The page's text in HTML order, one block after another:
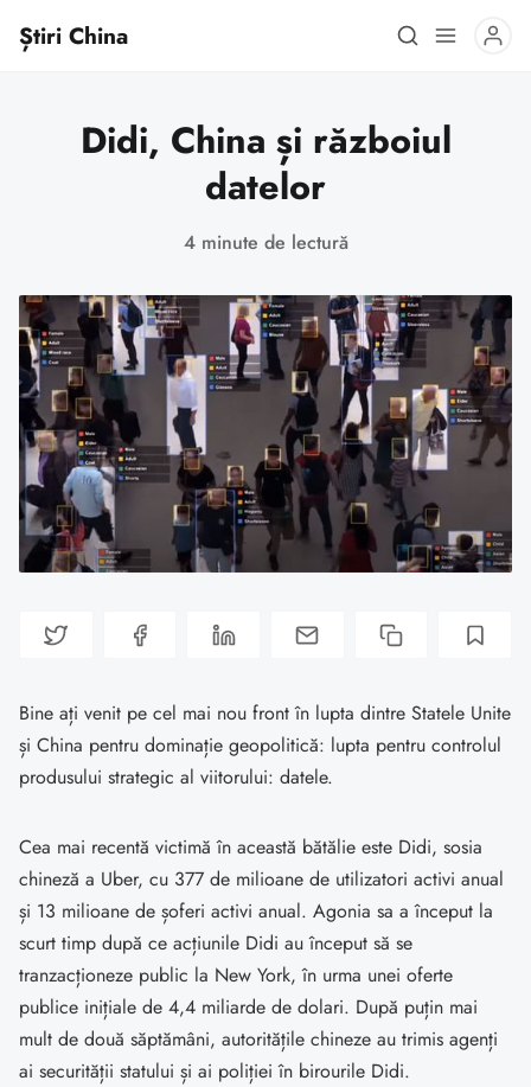
Știri China
Didi, China și războiul
datelor
4 minute de lectură
Bine ați venit pe cel mai nou front în lupta dintre Statele Unite
și China pentru dominație geopolitică: lupta pentru controlul
produsului strategic al viitorului: datele.
Cea mai recentă victimă în această bătălie este Didi, sosia
chineză a Uber, cu 377 de milioane de utilizatori activi anual
și 13 milioane de șoferi activi anual. Agonia sa a început la
scurt timp după ce acțiunile Didi au început să se
tranzacționeze public la New York, în urma unei oferte
publice inițiale de 4,4 miliarde de dolari. După puțin mai
mult de două săptămâni, autoritățile chineze au trimis agenți
ai securității statului și ai poliției în birourile Didi.